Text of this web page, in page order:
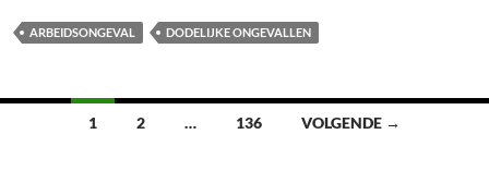
ARBEIDSONGEVAL DODELIJKE ONGEVALLEN
Berichten
1 2 … 136 VOLGENDE →